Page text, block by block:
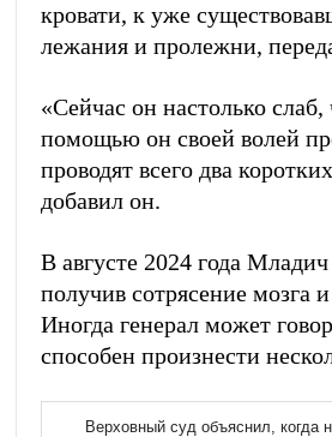
кровати, к уже
лежания и пролежни,
«Сейчас он настолько
помощью он своей волей
проводят всего два
добавил он.
В августе 2024 года
получив сотрясение мозга
Иногда генерал может
способен произнести